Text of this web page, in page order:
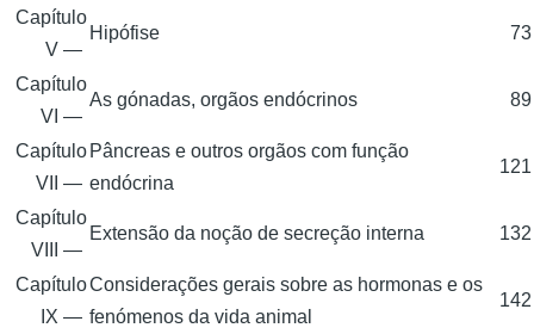
Capítulo
V —
Hipófise 73
Capítulo
VI —
As gónadas, orgãos endócrinos 89
Capítulo
VII —
Pâncreas e outros orgãos com função
endócrina
121
Capítulo
VIII —
Extensão da noção de secreção interna 132
Capítulo
IX —
Considerações gerais sobre as hormonas e os
fenómenos da vida animal
142